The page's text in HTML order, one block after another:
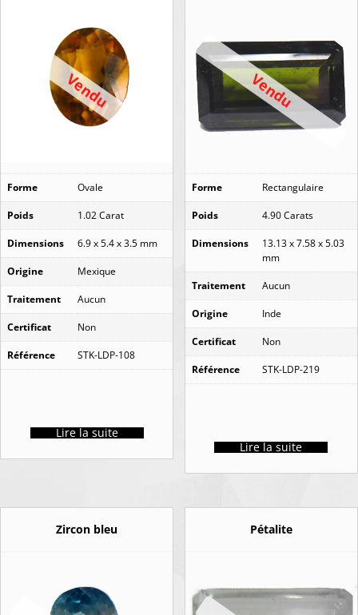
Vendu
Forme Ovale
Poids 1.02 Carat
Dimensions 6.9 x 5.4 x 3.5 mm
Origine Mexique
Traitement Aucun
Certificat Non
Référence STK-LDP-108
Lire la suite
Vendu
Forme Rectangulaire
Poids 4.90 Carats
Dimensions
13.13 x 7.58 x 5.03
mm
Traitement Aucun
Origine Inde
Certificat Non
Référence STK-LDP-219
Lire la suite
Zircon bleu Pétalite